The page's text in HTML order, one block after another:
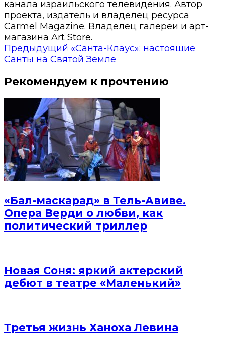
канала израильского телевидения. Автор
проекта, издатель и владелец ресурса
Carmel Magazine. Владелец галереи и арт-
магазина Art Store.
Предыдущий «Санта-Клаус»: настоящие
Санты на Святой Земле
Рекомендуем к прочтению
«Бал-маскарад» в Тель-Авиве.
Опера Верди о любви, как
политический триллер
Новая Соня: яркий актерский
дебют в театре «Маленький»
Третья жизнь Ханоха Левина